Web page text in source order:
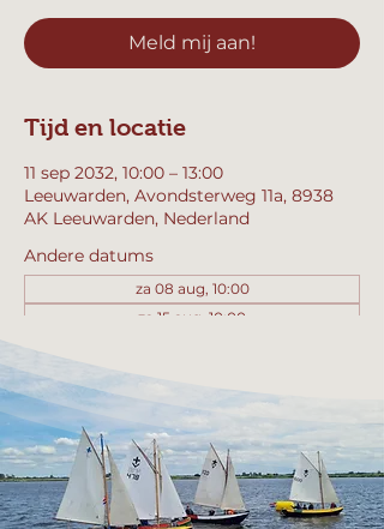
Meld mij aan!
Tijd en locatie
11 sep 2032, 10:00 – 13:00
Leeuwarden, Avondsterweg 11a, 8938
AK Leeuwarden, Nederland
Andere datums
za 08 aug, 10:00
za 15 aug, 10:00
Bekijk alle 358 datums
Meld mij aan!